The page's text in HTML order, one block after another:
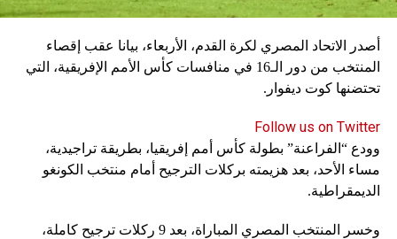
أصدر الاتحاد المصري لكرة القدم، الأربعاء، بيانا عقب إقصاء
المنتخب من دور الـ16 في منافسات كأس الأمم الإفريقية، التي
تحتضنها كوت ديفوار.
Follow us on Twitter
وودع “الفراعنة” بطولة كأس أمم إفريقيا، بطريقة تراجيدية،
مساء الأحد، بعد هزيمته بركلات الترجيح أمام منتخب الكونغو
الديمقراطية.
وخسر المنتخب المصري المباراة، بعد 9 ركلات ترجيح كاملة،